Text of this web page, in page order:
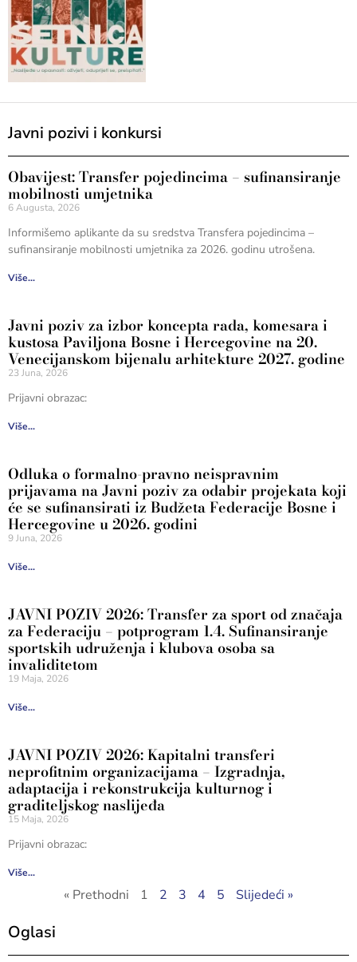
Javni pozivi i konkursi
Obavijest: Transfer pojedincima – sufinansiranje
mobilnosti umjetnika
6 Augusta, 2026
Informišemo aplikante da su sredstva Transfera pojedincima –
sufinansiranje mobilnosti umjetnika za 2026. godinu utrošena.
Više...
Javni poziv za izbor koncepta rada, komesara i
kustosa Paviljona Bosne i Hercegovine na 20.
Venecijanskom bijenalu arhitekture 2027. godine
23 Juna, 2026
Prijavni obrazac:
Više...
Odluka o formalno-pravno neispravnim
prijavama na Javni poziv za odabir projekata koji
će se sufinansirati iz Budžeta Federacije Bosne i
Hercegovine u 2026. godini
9 Juna, 2026
Više...
JAVNI POZIV 2026: Transfer za sport od značaja
za Federaciju – potprogram 1.4. Sufinansiranje
sportskih udruženja i klubova osoba sa
invaliditetom
19 Maja, 2026
Više...
JAVNI POZIV 2026: Kapitalni transferi
neprofitnim organizacijama – Izgradnja,
adaptacija i rekonstrukcija kulturnog i
graditeljskog naslijeđa
15 Maja, 2026
Prijavni obrazac:
Više...
« Prethodni 1 2 3 4 5 Slijedeći »
Oglasi